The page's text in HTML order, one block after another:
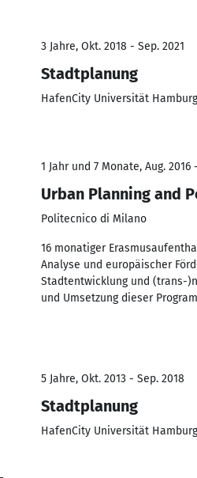
3 Jahre, Okt. 2018 - Sep. 2021
Stadtplanung
HafenCity Universität Hamburg
1 Jahr und 7 Monate, Aug. 2016
Urban Planning and
Politecnico di Milano
16 monatiger
Analyse und europäischer
Stadtentwicklung und (trans-
und Umsetzung dieser
5 Jahre, Okt. 2013 - Sep. 2018
Stadtplanung
HafenCity Universität Hamburg